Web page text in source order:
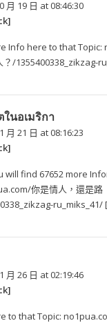
月 19 日 at 08:46:30
Info here to that Topic:
？/1355400338_zikzag-
นอเมริกา
月 21 日 at 08:16:23
will find 67652 more
你是情人，還是路
ru_miks_41/
月 26 日 at 02:19:46
to that Topic: